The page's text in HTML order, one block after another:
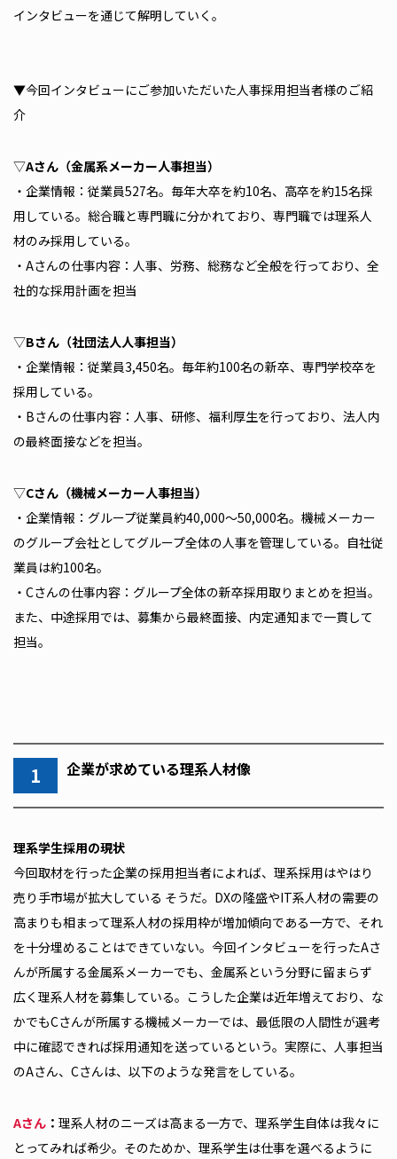
インタビューを通じて解明していく。
▼今回インタビューにご参加いただいた人事採用担当者様のご紹
介
▽Aさん（金属系メーカー人事担当）
・企業情報：従業員527名。毎年大卒を約10名、高卒を約15名採
用している。総合職と専門職に分かれており、専門職では理系人
材のみ採用している。
・Aさんの仕事内容：人事、労務、総務など全般を行っており、全
社的な採用計画を担当
▽Bさん（社団法人人事担当）
・企業情報：従業員3,450名。毎年約100名の新卒、専門学校卒を
採用している。
・Bさんの仕事内容：人事、研修、福利厚生を行っており、法人内
の最終面接などを担当。
▽Cさん（機械メーカー人事担当）
・企業情報：グループ従業員約40,000～50,000名。機械メーカー
のグループ会社としてグループ全体の人事を管理している。自社従
業員は約100名。
・Cさんの仕事内容：グループ全体の新卒採用取りまとめを担当。
また、中途採用では、募集から最終面接、内定通知まで一貫して
担当。
1 企業が求めている理系人材像
――理系学生採用の現状
今回取材を行った企業の採用担当者によれば、理系採用はやはり
売り手市場が拡大している そうだ。DXの隆盛やIT系人材の需要の
高まりも相まって理系人材の採用枠が増加傾向である一方で、それ
を十分埋めることはできていない。今回インタビューを行ったAさ
んが所属する金属系メーカーでも、金属系という分野に留まらず
広く理系人材を募集している。こうした企業は近年増えており、な
かでもCさんが所属する機械メーカーでは、最低限の人間性が選考
中に確認できれば採用通知を送っているという。実際に、人事担当
のAさん、Cさんは、以下のような発言をしている。
Aさん ： 理系人材のニーズは高まる一方で、理系学生自体は我々に
とってみれば希少。そのためか、理系学生は仕事を選べるように